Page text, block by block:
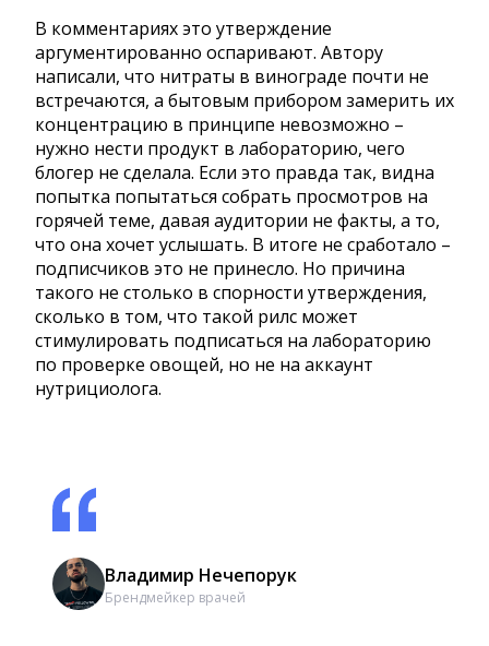
В комментариях это утверждение
аргументированно оспаривают. Автору
написали, что нитраты в винограде почти не
встречаются, а бытовым прибором замерить их
концентрацию в принципе невозможно –
нужно нести продукт в лабораторию, чего
блогер не сделала. Если это правда так, видна
попытка попытаться собрать просмотров на
горячей теме, давая аудитории не факты, а то,
что она хочет услышать. В итоге не сработало –
подписчиков это не принесло. Но причина
такого не столько в спорности утверждения,
сколько в том, что такой рилс может
стимулировать подписаться на лабораторию
по проверке овощей, но не на аккаунт
нутрициолога.
Владимир Нечепорук
Брендмейкер врачей